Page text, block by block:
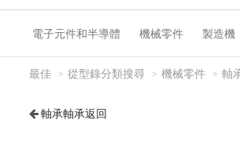
電子元件和半導體 機械零件 製造機
最佳 從型錄分類搜尋 機械零件 軸
軸承軸承返回